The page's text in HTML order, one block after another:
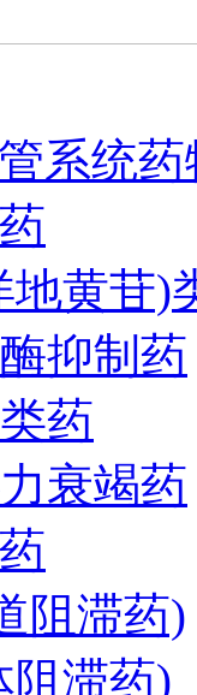
系统药
地黄苷)
抑制药
药
衰竭药
阻滞药)
阻滞药)